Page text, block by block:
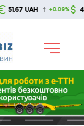
↑ +0.09% 44.76 UAH ↑